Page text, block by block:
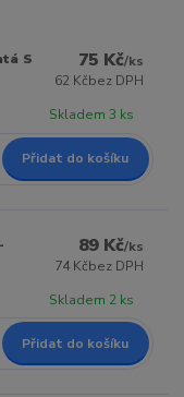
S
75 Kč/ks
62 Kčbez DPH
Skladem 3 ks
Přidat do košíku
89 Kč/ks
74 Kčbez DPH
Skladem 2 ks
Přidat do košíku